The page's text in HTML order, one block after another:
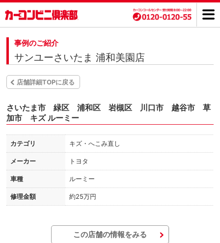
事例のご紹介
サンユーさいたま 浦和美園店
店舗詳細TOPに戻る
さいたま市 緑区 浦和区 岩槻区 川口市 越谷市 草
加市 キズ ルーミー
カテゴリ キズ・へこみ直し
メーカー トヨタ
車種 ルーミー
修理金額 約25万円
この店舗の情報をみる